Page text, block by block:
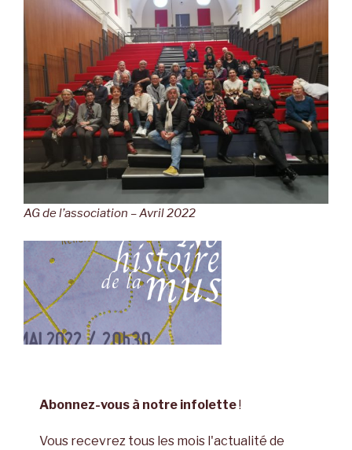
AG de l’association – Avril 2022
Abonnez-vous à notre infolette!
Vous recevrez tous les mois l'actualité de